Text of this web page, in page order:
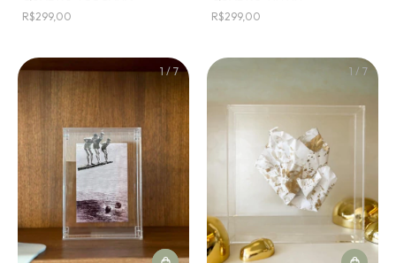
R$299,00 R$299,00
1/7 1 / 7